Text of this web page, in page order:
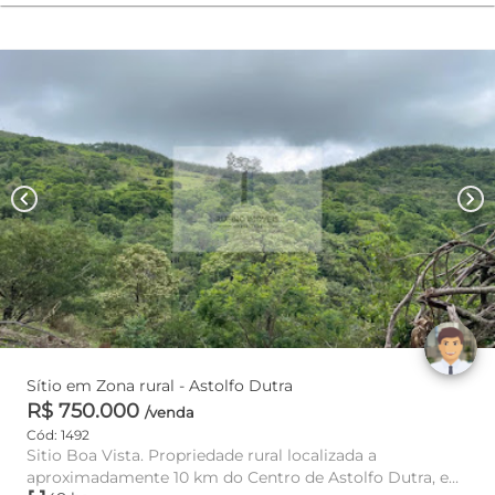
chevron_left chevron_right
Sítio em Zona rural - Astolfo Dutra
R$ 750.000 /venda
Cód: 1492
Sitio Boa Vista. Propriedade rural localizada a
aproximadamente 10 km do Centro de Astolfo Dutra, em